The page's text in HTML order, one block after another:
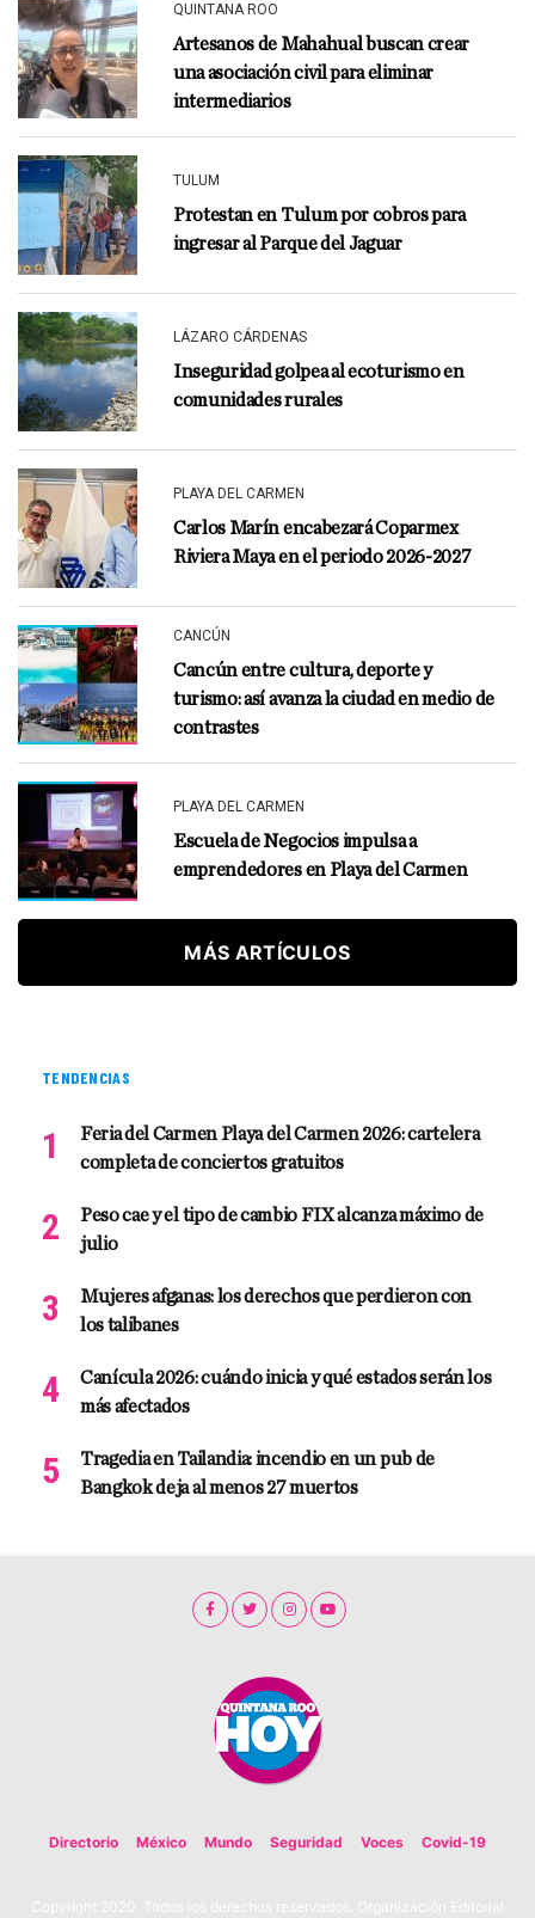
QUINTANA ROO
Artesanos de Mahahual buscan crear
una asociación civil para eliminar
intermediarios
TULUM
Protestan en Tulum por cobros para
ingresar al Parque del Jaguar
LÁZARO CÁRDENAS
Inseguridad golpea al ecoturismo en
comunidades rurales
PLAYA DEL CARMEN
Carlos Marín encabezará Coparmex
Riviera Maya en el periodo 2026-2027
CANCÚN
Cancún entre cultura, deporte y
turismo: así avanza la ciudad en medio de
contrastes
PLAYA DEL CARMEN
Escuela de Negocios impulsa a
emprendedores en Playa del Carmen
MÁS ARTÍCULOS
TENDENCIAS
Feria del Carmen Playa del Carmen 2026: cartelera
completa de conciertos gratuitos
Peso cae y el tipo de cambio FIX alcanza máximo de
julio
Mujeres afganas: los derechos que perdieron con
los talibanes
Canícula 2026: cuándo inicia y qué estados serán los
más afectados
Tragedia en Tailandia: incendio en un pub de
Bangkok deja al menos 27 muertos
Directorio México Mundo Seguridad Voces Covid-19